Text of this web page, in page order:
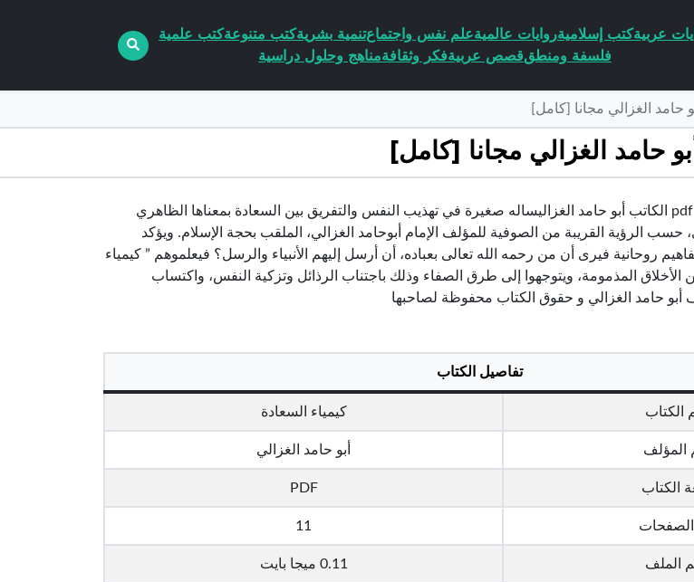
عربيةكتب إسلاميةروايات عالميةعلم نفس واجتماعتنمية بشريةكتب متنوعةكتب علمية
فلسفة ومنطققصص عربيةفكر وثقافةمناهج وحلول دراسية
تحميل كتاب كيمياء السعادة pdf الكاتب أبو حامد الغزاليساله صغيرة في تهذيب النفس والتفريق بين السعادة بمعناها الظاهري
حسب الرؤية القريبة من الصوفية للمؤلف الإمام أبوحامد الغزالي، الملقب بحجة الإسلام. ويؤكد
روحانية فيرى أن من رحمه الله تعالى بعباده، أن أرسل إليهم الأنبياء والرسل؟ فيعلموهم ” كيمياء
الأخلاق المذمومة، ويتوجهوا إلى طرق الصفاء وذلك باجتناب الرذائل وتزكية النفس، واكتساب
أبو حامد الغزالي و حقوق الكتاب محفوظة لصاحبها
تفاصيل الكتاب
الكتاب كيمياء السعادة
المؤلف أبو حامد الغزالي
الكتاب PDF
11
الملف 0.11 ميجا بايت